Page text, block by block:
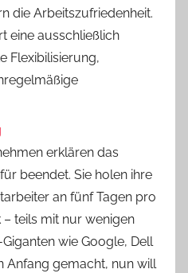
die Arbeitszufriedenheit.
eine ausschließlich
Flexibilisierung,
erklären das
beendet. Sie holen ihre
an fünf Tagen pro
teils mit nur wenigen
wie Google, Dell
Anfang gemacht, nun will